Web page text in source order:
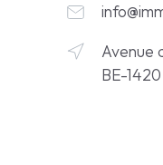
Avenue
BE-